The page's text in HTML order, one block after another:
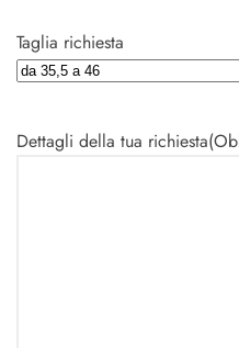
Taglia richiesta
Dettagli della tua richiesta